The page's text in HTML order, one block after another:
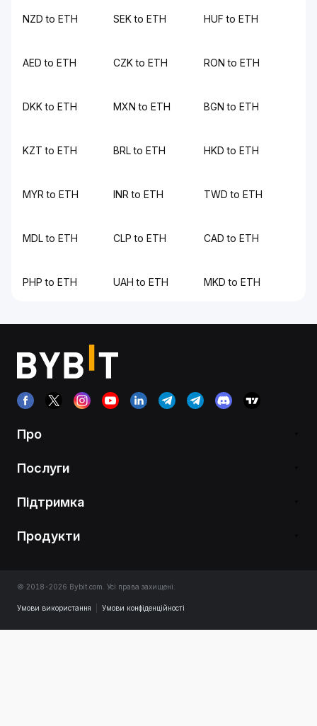
NZD to ETH SEK to ETH HUF to ETH
AED to ETH CZK to ETH RON to ETH
DKK to ETH MXN to ETH BGN to ETH
KZT to ETH BRL to ETH HKD to ETH
MYR to ETH INR to ETH TWD to ETH
MDL to ETH CLP to ETH CAD to ETH
PHP to ETH UAH to ETH MKD to ETH
Про
Послуги
Підтримка
Продукти
© 2018-2026 Bybit.com. Усі права захищені.
Умови використання Умови конфіденційності